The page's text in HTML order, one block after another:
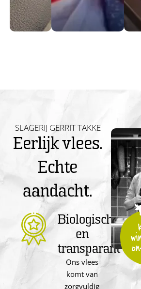
SLAGERIJ GERRIT TAKKE
Eerlijk vlees.
Echte
aandacht.
Biologisch
en
transparant
Ons vlees
komt van
zorgvuldig